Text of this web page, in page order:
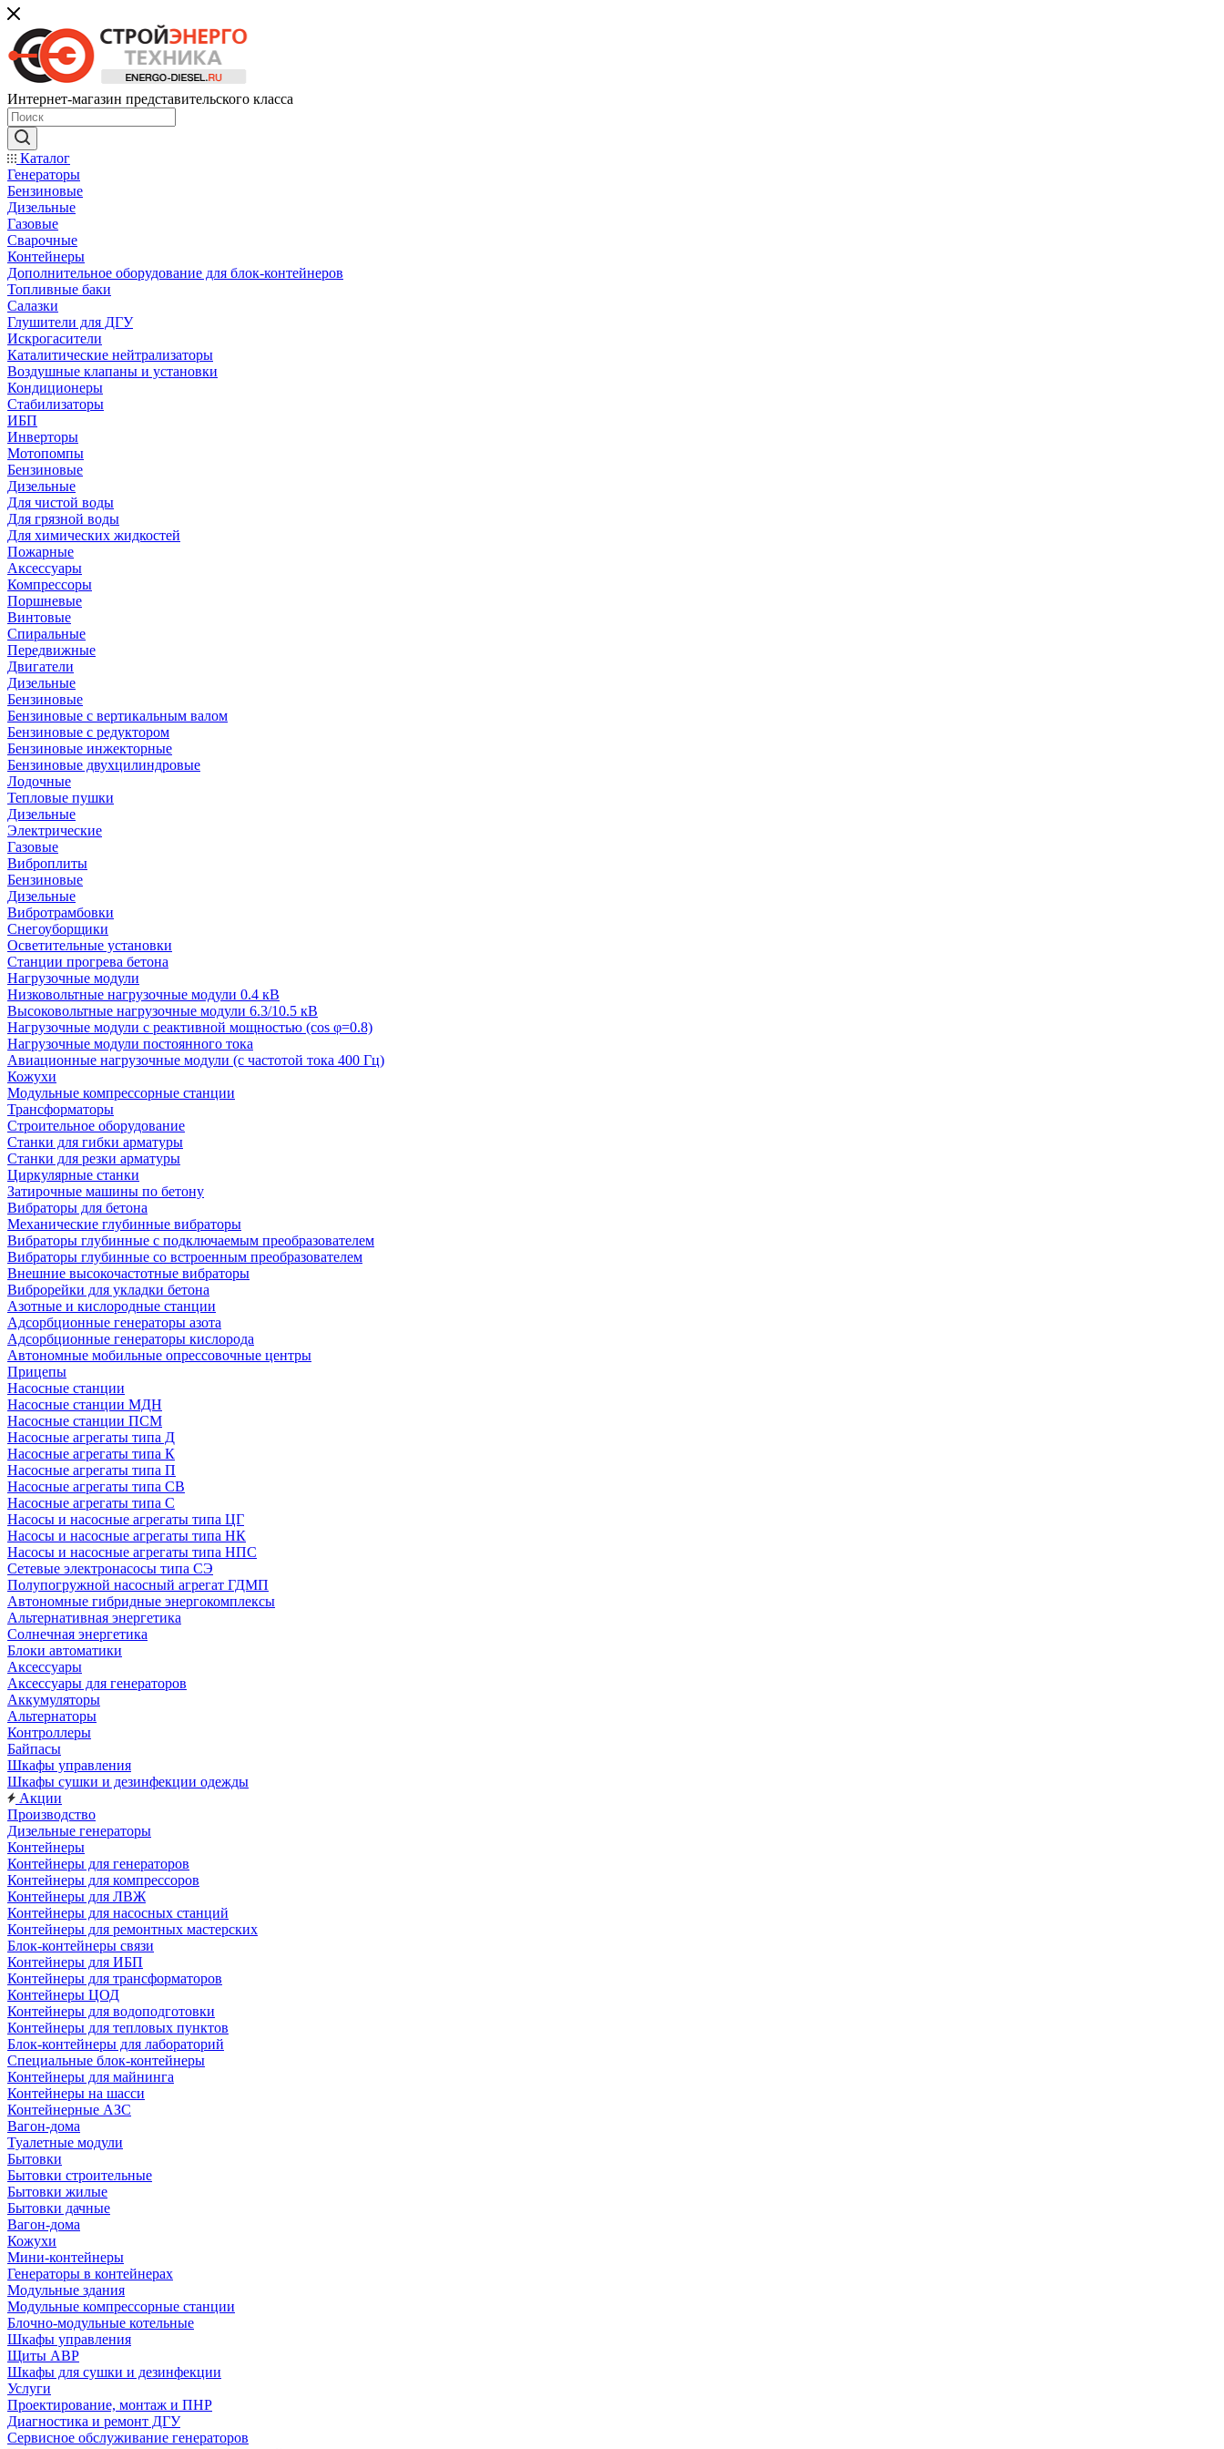
Интернет-магазин представительского класса
Каталог
Генераторы
Бензиновые
Дизельные
Газовые
Сварочные
Контейнеры
Дополнительное оборудование для блок-контейнеров
Топливные баки
Салазки
Глушители для ДГУ
Искрогасители
Каталитические нейтрализаторы
Воздушные клапаны и установки
Кондиционеры
Стабилизаторы
ИБП
Инверторы
Мотопомпы
Бензиновые
Дизельные
Для чистой воды
Для грязной воды
Для химических жидкостей
Пожарные
Аксессуары
Компрессоры
Поршневые
Винтовые
Спиральные
Передвижные
Двигатели
Дизельные
Бензиновые
Бензиновые с вертикальным валом
Бензиновые с редуктором
Бензиновые инжекторные
Бензиновые двухцилиндровые
Лодочные
Тепловые пушки
Дизельные
Электрические
Газовые
Виброплиты
Бензиновые
Дизельные
Вибротрамбовки
Снегоуборщики
Осветительные установки
Станции прогрева бетона
Нагрузочные модули
Низковольтные нагрузочные модули 0.4 кВ
Высоковольтные нагрузочные модули 6.3/10.5 кВ
Нагрузочные модули с реактивной мощностью (cos φ=0.8)
Нагрузочные модули постоянного тока
Авиационные нагрузочные модули (с частотой тока 400 Гц)
Кожухи
Модульные компрессорные станции
Трансформаторы
Строительное оборудование
Станки для гибки арматуры
Станки для резки арматуры
Циркулярные станки
Затирочные машины по бетону
Вибраторы для бетона
Механические глубинные вибраторы
Вибраторы глубинные с подключаемым преобразователем
Вибраторы глубинные со встроенным преобразователем
Внешние высокочастотные вибраторы
Виброрейки для укладки бетона
Азотные и кислородные станции
Адсорбционные генераторы азота
Адсорбционные генераторы кислорода
Автономные мобильные опрессовочные центры
Прицепы
Насосные станции
Насосные станции МДН
Насосные станции ПСМ
Насосные агрегаты типа Д
Насосные агрегаты типа К
Насосные агрегаты типа П
Насосные агрегаты типа СВ
Насосные агрегаты типа С
Насосы и насосные агрегаты типа ЦГ
Насосы и насосные агрегаты типа НК
Насосы и насосные агрегаты типа НПС
Сетевые электронасосы типа СЭ
Полупогружной насосный агрегат ГДМП
Автономные гибридные энергокомплексы
Альтернативная энергетика
Солнечная энергетика
Блоки автоматики
Аксессуары
Аксессуары для генераторов
Аккумуляторы
Альтернаторы
Контроллеры
Байпасы
Шкафы управления
Шкафы сушки и дезинфекции одежды
Акции
Производство
Дизельные генераторы
Контейнеры
Контейнеры для генераторов
Контейнеры для компрессоров
Контейнеры для ЛВЖ
Контейнеры для насосных станций
Контейнеры для ремонтных мастерских
Блок-контейнеры связи
Контейнеры для ИБП
Контейнеры для трансформаторов
Контейнеры ЦОД
Контейнеры для водоподготовки
Контейнеры для тепловых пунктов
Блок-контейнеры для лабораторий
Специальные блок-контейнеры
Контейнеры для майнинга
Контейнеры на шасси
Контейнерные АЗС
Вагон-дома
Туалетные модули
Бытовки
Бытовки строительные
Бытовки жилые
Бытовки дачные
Вагон-дома
Кожухи
Мини-контейнеры
Генераторы в контейнерах
Модульные здания
Модульные компрессорные станции
Блочно-модульные котельные
Шкафы управления
Щиты АВР
Шкафы для сушки и дезинфекции
Услуги
Проектирование, монтаж и ПНР
Диагностика и ремонт ДГУ
Сервисное обслуживание генераторов